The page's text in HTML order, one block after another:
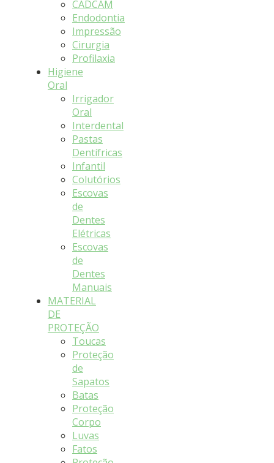
CADCAM
Endodontia
Impressão
Cirurgia
Profilaxia
Higiene
Oral
Irrigador
Oral
Interdental
Pastas
Dentífricas
Infantil
Colutórios
Escovas
de
Dentes
Elétricas
Escovas
de
Dentes
Manuais
MATERIAL
DE
PROTEÇÃO
Toucas
Proteção
de
Sapatos
Batas
Proteção
Corpo
Luvas
Fatos